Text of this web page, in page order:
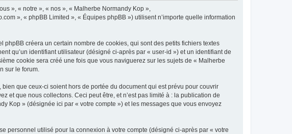
», « notre », « nos », « Malherbe Normandy Kop »,
», « phpBB Limited », « Équipes phpBB ») utilisent n’importe quelle information
créera un certain nombre de cookies, qui sont des petits fichiers textes
qu’un identifiant utilisateur (désigné ci-après par « user-id ») et un identifiant de
cookie sera créé une fois que vous naviguerez sur les sujets de « Malherbe
sur le forum.
que ceux-ci soient hors de portée du document qui est prévu pour couvrir
et que nous collectons. Ceci peut être, et n’est pas limité à : la publication de
Kop » (désignée ici par « votre compte ») et les messages que vous envoyez
personnel utilisé pour la connexion à votre compte (désigné ci-après par « votre